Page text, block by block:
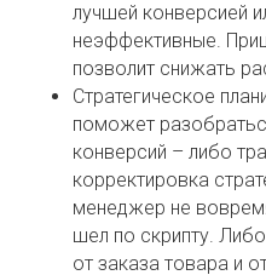
лучшей конверсией
неэффективные.
позволит снижать
Стратегическое
поможет
конверсий – либо
корректировка
менеджер не
шел по скрипту.
от заказа товара и